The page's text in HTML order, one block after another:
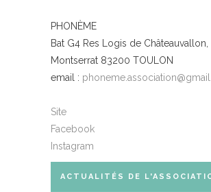
PHONÈME
Bat G4 Res Logis de
Montserrat 83200 TOULON
email :
Site
Facebook
Instagram
ACTUALITÉS DE